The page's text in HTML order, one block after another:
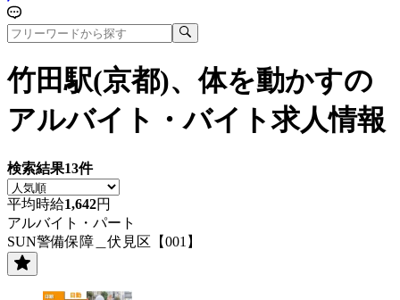
竹田駅(京都)、体を動かすの
アルバイト・バイト求人情報
検索結果13件
平均時給1,642円
アルバイト・パート
SUN警備保障＿伏見区【001】